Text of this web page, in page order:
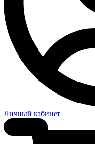
Личный кабинет